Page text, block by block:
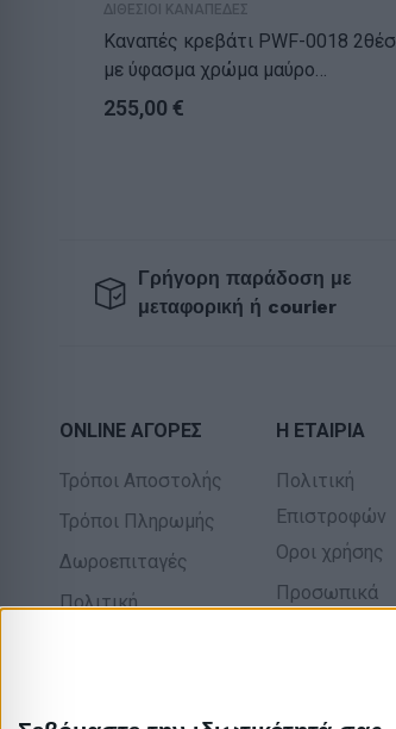
ΔΙΘΕΣΙΟΙ ΚΑΝΑΠΕΔΕΣ
Καναπές κρεβάτι PWF-0018 2θέσιος
με ύφασμα χρώμα μαύρο
155x73x85cm
255,00 €
Γρήγορη παράδοση με
μεταφορική ή courier
ONLINE ΑΓΟΡΕΣ
Τρόποι Αποστολής
Τρόποι Πληρωμής
Δωροεπιταγές
Πολιτική
Η ΕΤΑΙΡΙΑ
Πολιτική
Επιστροφών
Οροι χρήσης
Προσωπικά